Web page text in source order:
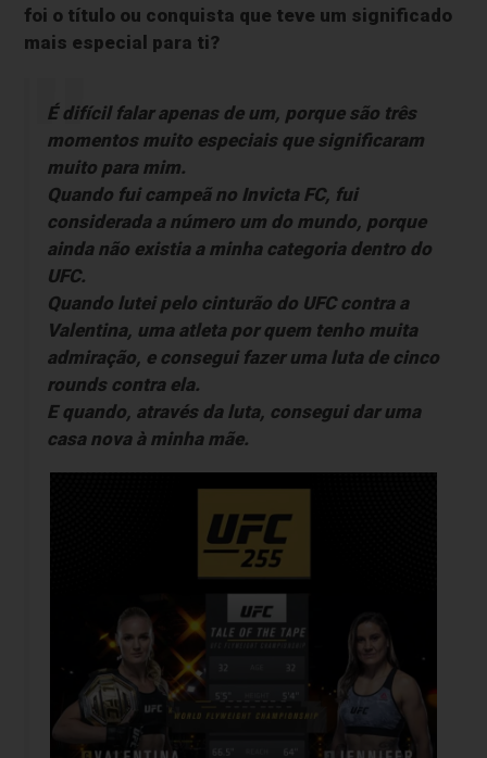
foi o título ou conquista que teve um significado
mais especial para ti?
É difícil falar apenas de um, porque são três
momentos muito especiais que significaram
muito para mim.
Quando fui campeã no Invicta FC, fui
considerada a número um do mundo, porque
ainda não existia a minha categoria dentro do
UFC.
Quando lutei pelo cinturão do UFC contra a
Valentina, uma atleta por quem tenho muita
admiração, e consegui fazer uma luta de cinco
rounds contra ela.
E quando, através da luta, consegui dar uma
casa nova à minha mãe.